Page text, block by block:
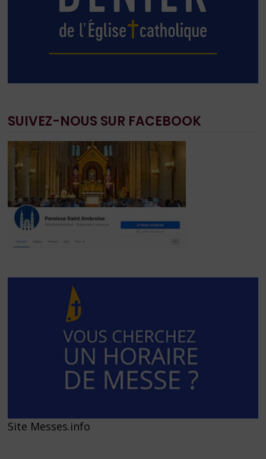
SUIVEZ-NOUS SUR FACEBOOK
Site Messes.info